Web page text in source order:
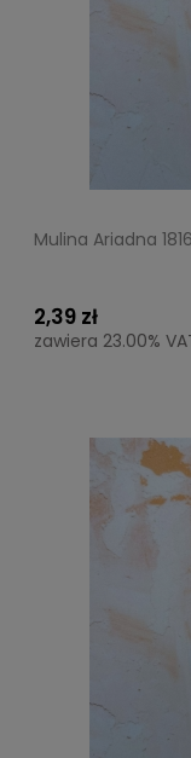
Mulina Ariadna 1816
2,39 zł
zawiera 23.00%